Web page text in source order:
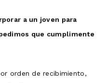
a un joven para
que cumplimente
orden de recibimiento,